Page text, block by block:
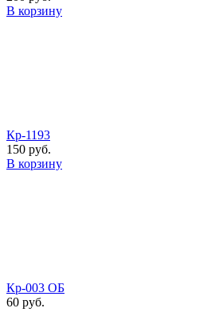
В корзину
Кр-1193
150 руб.
В корзину
Кр-003 ОБ
60 руб.